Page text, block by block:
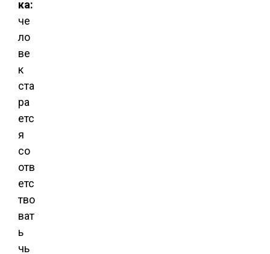
ка:
че
ло
ве
к
ста
ра
етс
я
со
отв
етс
тво
ват
ь
чь